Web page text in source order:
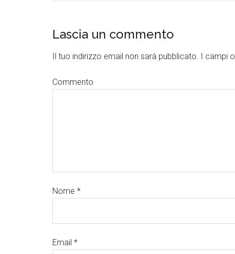
Lascia un commento
Il tuo indirizzo email non sarà pubblicato. I campi
Commento
Nome *
Email *